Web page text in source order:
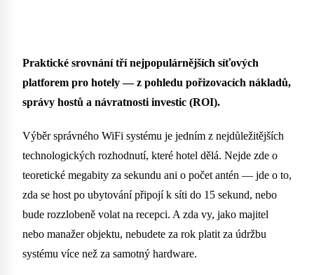
Praktické srovnání tří nejpopulárnějších síťových
platforem pro hotely — z pohledu pořizovacích nákladů,
správy hostů a návratnosti investic (ROI).
Výběr správného WiFi systému je jedním z nejdůležitějších
technologických rozhodnutí, které hotel dělá. Nejde zde o
teoretické megabity za sekundu ani o počet antén — jde o to,
zda se host po ubytování připojí k síti do 15 sekund, nebo
bude rozzlobeně volat na recepci. A zda vy, jako majitel
nebo manažer objektu, nebudete za rok platit za údržbu
systému více než za samotný hardware.